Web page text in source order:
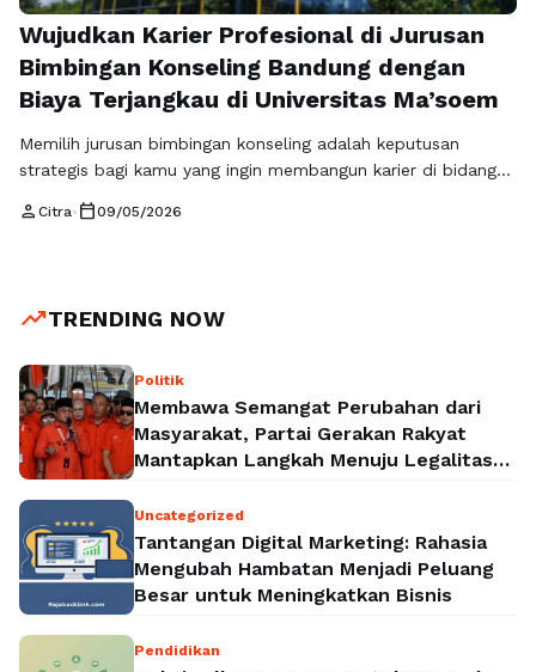
Wujudkan Karier Profesional di Jurusan
Bimbingan Konseling Bandung dengan
Biaya Terjangkau di Universitas Ma’soem
Memilih jurusan bimbingan konseling adalah keputusan
strategis bagi kamu yang ingin membangun karier di bidang
meningkatnya kebutuhan akan tenaga konselor profesional,
kamu mencari tempat …
person Citra• calendar_today09/05/2026
trending_upTRENDING NOW
Politik
Membawa Semangat Perubahan dari
Masyarakat, Partai Gerakan Rakyat
Mantapkan Langkah Menuju Legalitas
Uncategorized
Tantangan Digital Marketing: Rahasia
Mengubah Hambatan Menjadi Peluang
Besar untuk Meningkatkan Bisnis
Pendidikan